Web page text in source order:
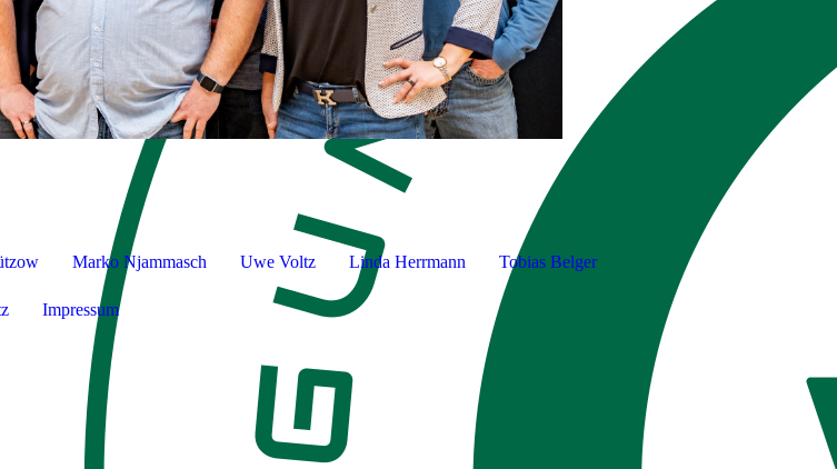
Marko Njammasch Uwe Voltz Linda Herrmann Tobias Belger
Impressum